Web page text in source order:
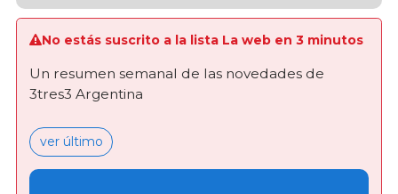
No estás suscrito a la lista La web en 3 minutos
Un resumen semanal de las novedades de
3tres3 Argentina
ver último